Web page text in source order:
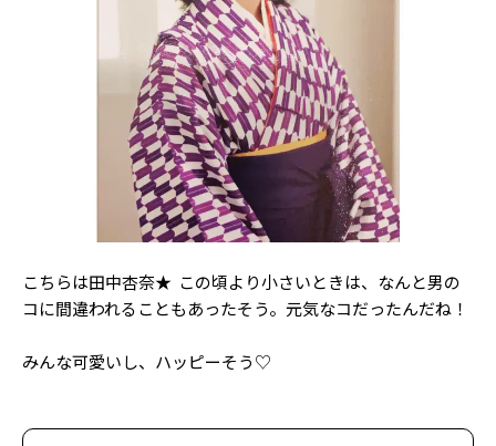
こちらは田中杏奈★ この頃より小さいときは、なんと男の
コに間違われることもあったそう。元気なコだったんだね！
みんな可愛いし、ハッピーそう♡